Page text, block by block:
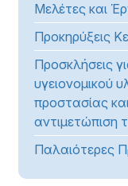
Μελέτες και
Προκηρύξεις
Προσκλήσεις
υγειονομικού
προστασίας
αντιμετώπιση
Παλαιότερες